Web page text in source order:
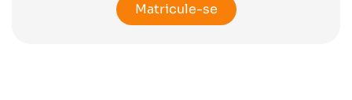
Matricule-se